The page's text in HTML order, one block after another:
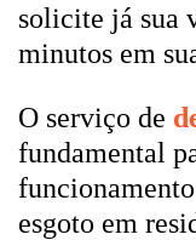
solicite já sua
minutos em
O serviço de
fundamental
esgoto em